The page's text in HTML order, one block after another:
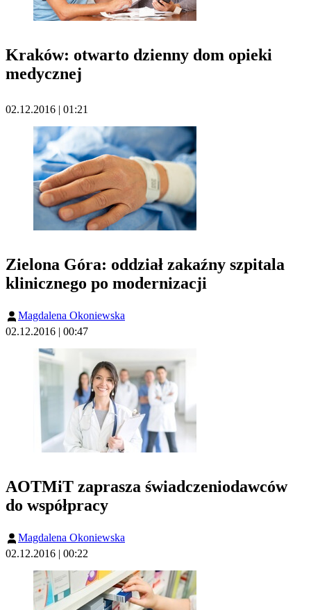
Kraków: otwarto dzienny dom opieki
medycznej
02.12.2016 | 01:21
Zielona Góra: oddział zakaźny szpitala
klinicznego po modernizacji
Magdalena Okoniewska
02.12.2016 | 00:47
AOTMiT zaprasza świadczeniodawców
do współpracy
Magdalena Okoniewska
02.12.2016 | 00:22